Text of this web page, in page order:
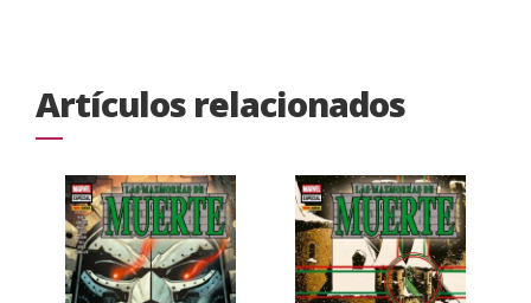
Artículos relacionados